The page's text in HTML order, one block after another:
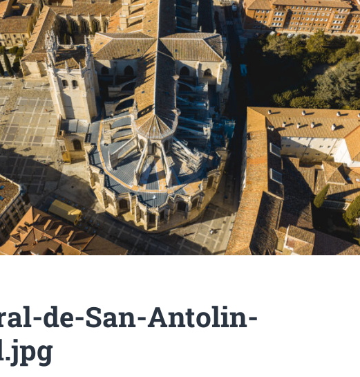
de-San-Antolin-